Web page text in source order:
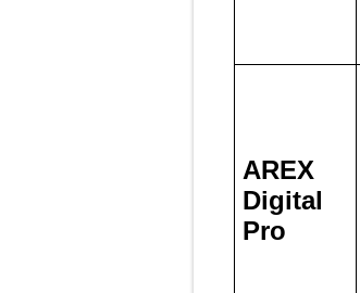
AREX
Digital
Pro